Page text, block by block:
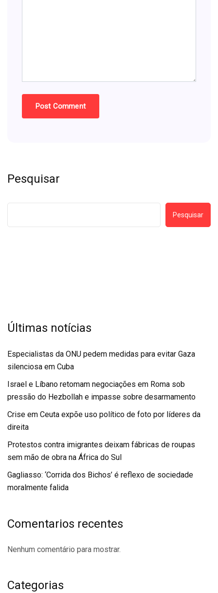
Pesquisar
Pesquisar
Últimas notícias
Especialistas da ONU pedem medidas para evitar Gaza
silenciosa em Cuba
Israel e Líbano retomam negociações em Roma sob
pressão do Hezbollah e impasse sobre desarmamento
Crise em Ceuta expõe uso político de foto por líderes da
direita
Protestos contra imigrantes deixam fábricas de roupas
sem mão de obra na África do Sul
Gagliasso: ‘Corrida dos Bichos’ é reflexo de sociedade
moralmente falida
Comentarios recentes
Nenhum comentário para mostrar.
Categorias